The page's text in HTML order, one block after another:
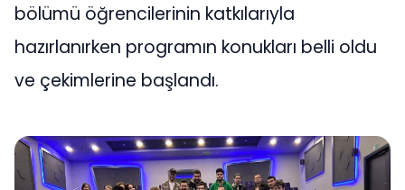
bölümü öğrencilerinin katkılarıyla
hazırlanırken programın konukları belli oldu
ve çekimlerine başlandı.